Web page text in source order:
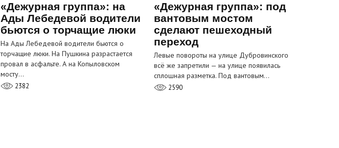
«Дежурная группа»: на
Ады Лебедевой водители
бьются о торчащие люки
На Ады Лебедевой водители бьются о
торчащие люки. На Пушкина разрастается
провал в асфальте. А на Копыловском
мосту…
2382
«Дежурная группа»: под
вантовым мостом
сделают пешеходный
переход
Левые повороты на улице Дубровинского
всё же запретили — на улице появилась
сплошная разметка. Под вантовым…
2590